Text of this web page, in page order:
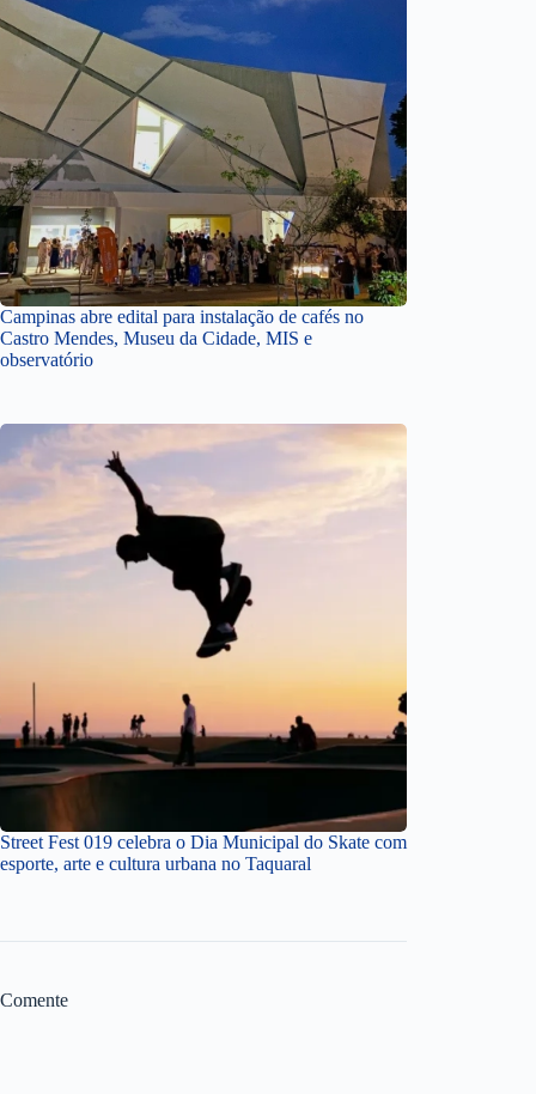
Campinas abre edital para instalação de cafés no
Castro Mendes, Museu da Cidade, MIS e
observatório
Street Fest 019 celebra o Dia Municipal do Skate com
esporte, arte e cultura urbana no Taquaral
Comente